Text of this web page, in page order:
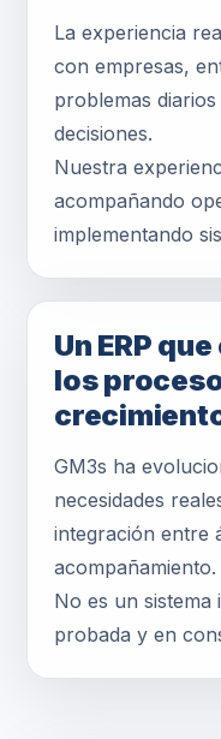
La experiencia
con empresas,
problemas
decisiones.
Nuestra
acompañando
implementando
Un ERP
los
GM3s ha
necesidades
integración entre
acompañamiento.
No es un sistema
probada y en